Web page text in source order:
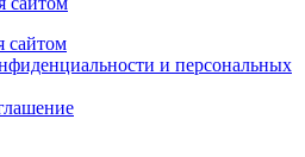
сайтом
и персональных